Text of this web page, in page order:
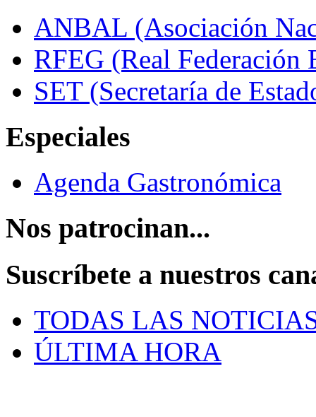
ANBAL (Asociación
RFEG (Real Federación
SET (Secretaría de
Especiales
Agenda Gastronómica
Nos patrocinan...
Suscríbete a nuestros
TODAS LAS
ÚLTIMA HORA